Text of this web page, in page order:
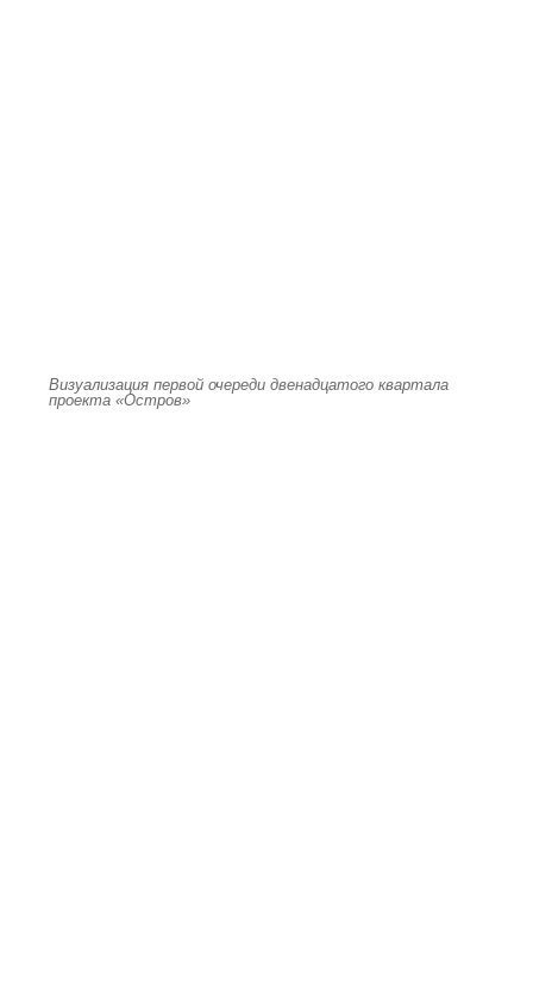
Визуализация первой очереди двенадцатого квартала
проекта «Остров»